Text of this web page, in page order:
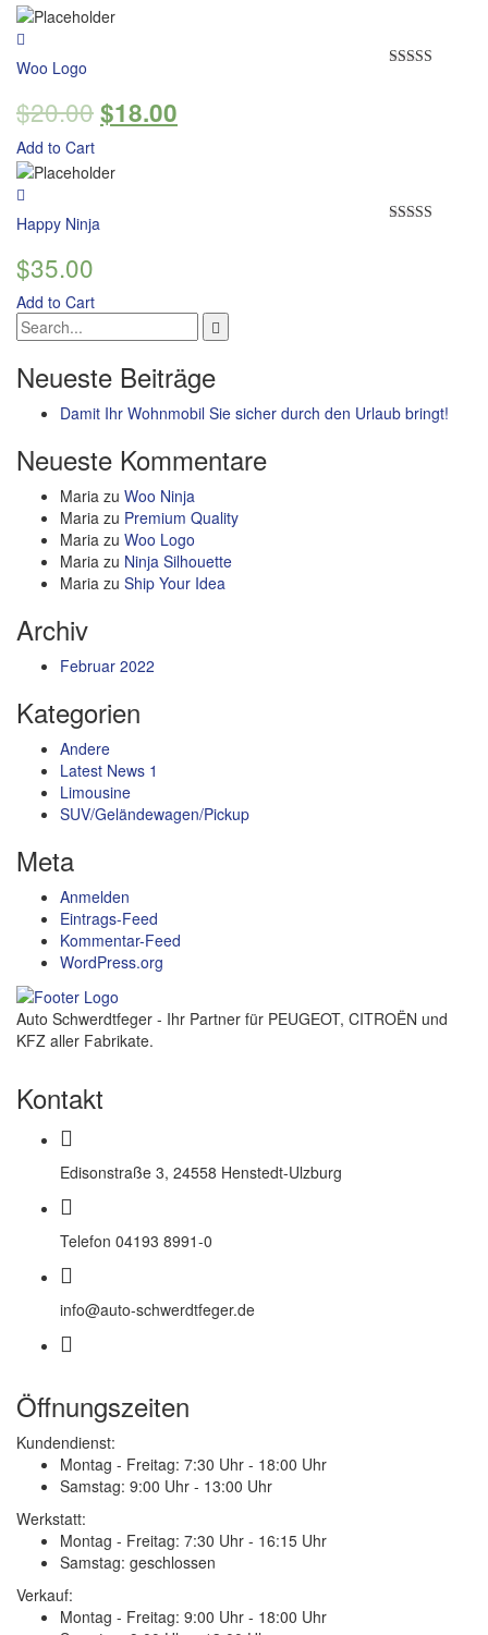
Woo Logo
$20.00$18.00
Add to Cart
Happy Ninja
$35.00
Add to Cart
Neueste Beiträge
Damit Ihr Wohnmobil Sie sicher durch den Urlaub bringt!
Neueste Kommentare
Maria zu Woo Ninja
Maria zu Premium Quality
Maria zu Woo Logo
Maria zu Ninja Silhouette
Maria zu Ship Your Idea
Archiv
Februar 2022
Kategorien
Andere
Latest News 1
Limousine
SUV/Geländewagen/Pickup
Meta
Anmelden
Eintrags-Feed
Kommentar-Feed
WordPress.org
Auto Schwerdtfeger - Ihr Partner für PEUGEOT, CITROËN und
KFZ aller Fabrikate.
Kontakt
Edisonstraße 3, 24558 Henstedt-Ulzburg
Telefon 04193 8991-0
info@auto-schwerdtfeger.de
Öffnungszeiten
Kundendienst:
Montag - Freitag: 7:30 Uhr - 18:00 Uhr
Samstag: 9:00 Uhr - 13:00 Uhr
Werkstatt:
Montag - Freitag: 7:30 Uhr - 16:15 Uhr
Samstag: geschlossen
Verkauf:
Montag - Freitag: 9:00 Uhr - 18:00 Uhr